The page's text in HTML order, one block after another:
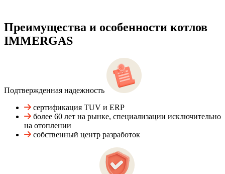
Преимущества и особенности котлов
IMMERGAS
Подтвержденная надежность
сертификация TUV и ERP
более 60 лет на рынке, специализации исключительно
на отоплении
собственный центр разработок